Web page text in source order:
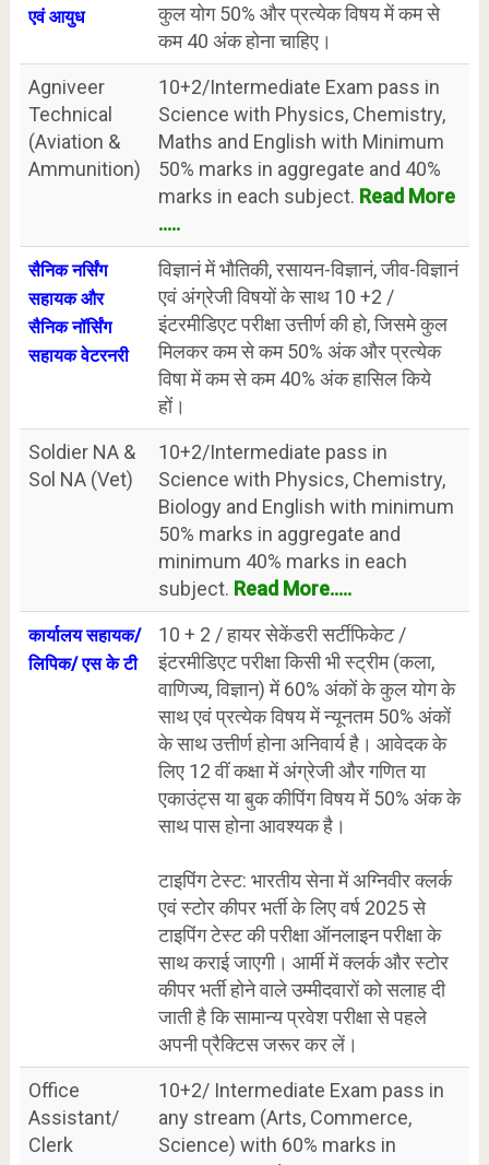
एवं आयुध
कुल योग 50% और प्रत्येक विषय में कम से
कम 40 अंक होना चाहिए।
Agniveer
Technical
(Aviation &
Ammunition)
10+2/Intermediate Exam pass in
Science with Physics, Chemistry,
Maths and English with Minimum
50% marks in aggregate and 40%
marks in each subject. Read More
.....
सैनिक नर्सिंग
सहायक और
सैनिक नॉर्सिंग
सहायक वेटरनरी
विज्ञानं में भौतिकी, रसायन-विज्ञानं, जीव-विज्ञानं
एवं अंग्रेजी विषयों के साथ 10 +2 /
इंटरमीडिएट परीक्षा उत्तीर्ण की हो, जिसमे कुल
मिलकर कम से कम 50% अंक और प्रत्येक
विषा में कम से कम 40% अंक हासिल किये
हों।
Soldier NA &
Sol NA (Vet)
10+2/Intermediate pass in
Science with Physics, Chemistry,
Biology and English with minimum
50% marks in aggregate and
minimum 40% marks in each
subject. Read More.....
कार्यालय सहायक/
लिपिक/ एस के टी
10 + 2 / हायर सेकेंडरी सर्टीफिकेट /
इंटरमीडिएट परीक्षा किसी भी स्ट्रीम (कला,
वाणिज्य, विज्ञान) में 60% अंकों के कुल योग के
साथ एवं प्रत्येक विषय में न्यूनतम 50% अंकों
के साथ उत्तीर्ण होना अनिवार्य है। आवेदक के
लिए 12 वीं कक्षा में अंग्रेजी और गणित या
एकाउंट्स या बुक कीपिंग विषय में 50% अंक के
साथ पास होना आवश्यक है।
टाइपिंग टेस्ट: भारतीय सेना में अग्निवीर क्लर्क
एवं स्टोर कीपर भर्ती के लिए वर्ष 2025 से
टाइपिंग टेस्ट की परीक्षा ऑनलाइन परीक्षा के
साथ कराई जाएगी। आर्मी में क्लर्क और स्टोर
कीपर भर्ती होने वाले उम्मीदवारों को सलाह दी
जाती है कि सामान्य प्रवेश परीक्षा से पहले
अपनी प्रैक्टिस जरूर कर लें।
Office
Assistant/
Clerk
10+2/ Intermediate Exam pass in
any stream (Arts, Commerce,
Science) with 60% marks in